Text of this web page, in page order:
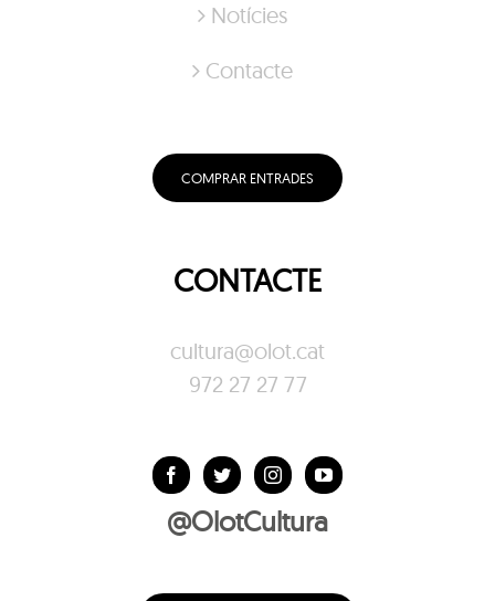
Notícies
Contacte
COMPRAR ENTRADES
CONTACTE
cultura@olot.cat
972 27 27 77
@OlotCultura